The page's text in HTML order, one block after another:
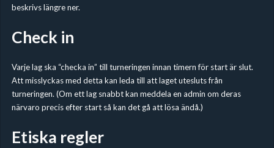
beskrivs längre ner.
Check in
Varje lag ska “checka in” till turneringen innan timern för start är slut.
Att misslyckas med detta kan leda till att laget utesluts från
turneringen. (Om ett lag snabbt kan meddela en admin om deras
närvaro precis efter start så kan det gå att lösa ändå.)
Etiska regler